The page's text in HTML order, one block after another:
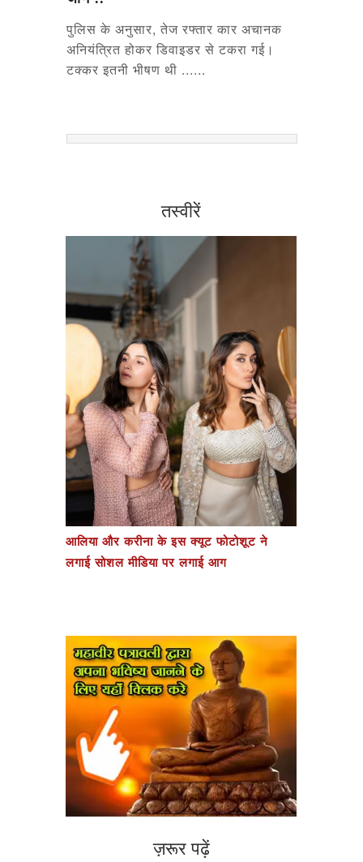
पुलिस के अनुसार, तेज रफ्तार कार अचानक
अनियंत्रित होकर डिवाइडर से टकरा गई।
टक्कर इतनी भीषण थी ......
तस्वीरें
आलिया और करीना के इस क्यूट फोटोशूट ने
लगाई सोशल मीडिया पर लगाई आग
ज़रूर पढ़ें